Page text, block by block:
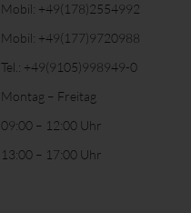
Mobil: +49(178)2554992
Mobil: +49(177)9720988
Tel.: +49(9105)998949-0
Montag – Freitag
09:00 – 12:00 Uhr
13:00 – 17:00 Uhr